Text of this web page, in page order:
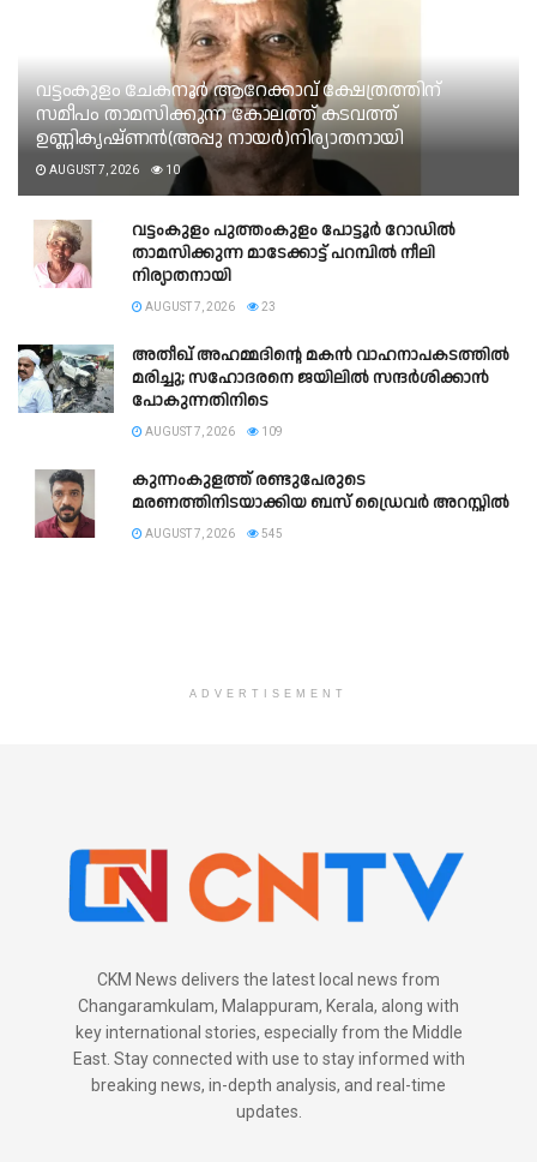
വട്ടംകുളം ചേകനൂർ ആറേക്കാവ് ക്ഷേത്രത്തിന്
സമീപം താമസിക്കുന്ന കോലത്ത് കടവത്ത്
ഉണ്ണികൃഷ്ണൻ(അപ്പു നായർ)നിര്യാതനായി
AUGUST 7, 2026 10
വട്ടംകുളം പുത്തംകുളം പോട്ടൂർ റോഡിൽ
താമസിക്കുന്ന മാടേക്കാട്ട് പറമ്പിൽ നീലി
നിര്യാതനായി
AUGUST 7, 2026 23
അതീഖ് അഹമ്മദിന്റെ മകൻ വാഹനാപകടത്തിൽ
മരിച്ചു; സഹോദരനെ ജയിലിൽ സന്ദർശിക്കാൻ
പോകുന്നതിനിടെ
AUGUST 7, 2026 109
കുന്നംകുളത്ത് രണ്ടുപേരുടെ
മരണത്തിനിടയാക്കിയ ബസ് ഡ്രൈവർ അറസ്റ്റിൽ
AUGUST 7, 2026 545
ADVERTISEMENT
CKM News delivers the latest local news from
Changaramkulam, Malappuram, Kerala, along with
key international stories, especially from the Middle
East. Stay connected with use to stay informed with
breaking news, in-depth analysis, and real-time
updates.